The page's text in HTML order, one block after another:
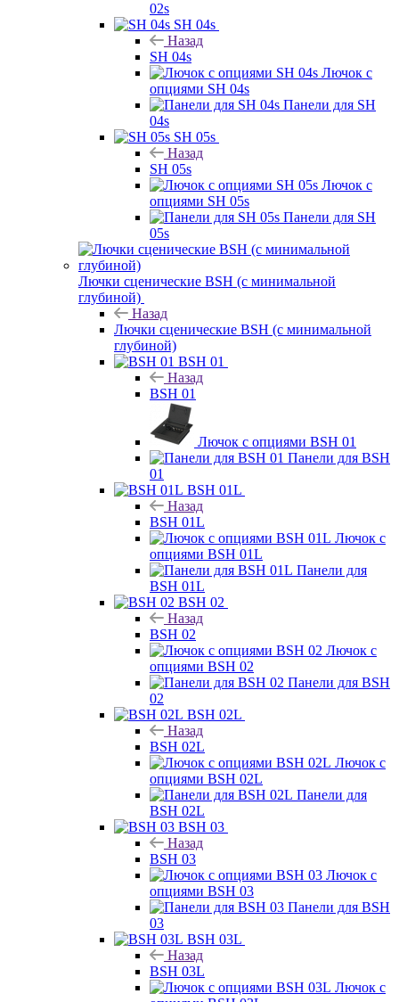
02s
SH 04s
Назад
SH 04s
Лючок с
опциями SH 04s
Панели для SH
04s
SH 05s
Назад
SH 05s
Лючок с
опциями SH 05s
Панели для SH
05s
Лючки сценические BSH (с минимальной
глубиной)
Назад
Лючки сценические BSH (с минимальной
глубиной)
BSH 01
Назад
BSH 01
Лючок с опциями BSH 01
Панели для BSH
01
BSH 01L
Назад
BSH 01L
Лючок с
опциями BSH 01L
Панели для
BSH 01L
BSH 02
Назад
BSH 02
Лючок с
опциями BSH 02
Панели для BSH
02
BSH 02L
Назад
BSH 02L
Лючок с
опциями BSH 02L
Панели для
BSH 02L
BSH 03
Назад
BSH 03
Лючок с
опциями BSH 03
Панели для BSH
03
BSH 03L
Назад
BSH 03L
Лючок с